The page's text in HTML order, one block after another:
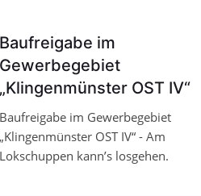
Baufreigabe im
Gewerbegebiet
„Klingenmünster OST IV“
Baufreigabe im Gewerbegebiet
„Klingenmünster OST IV“ - Am
Lokschuppen kann’s losgehen.